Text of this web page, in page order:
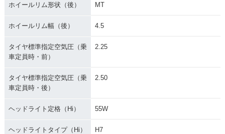
ホイールリム形状（後） MT
ホイールリム幅（後） 4.5
タイヤ標準指定空気圧（乗
車定員時・前）
2.25
タイヤ標準指定空気圧（乗
車定員時・後）
2.50
ヘッドライト定格（Hi） 55W
ヘッドライトタイプ（Hi） H7